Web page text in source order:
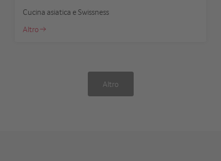
Cucina asiatica e Swissness
Altro
Altro